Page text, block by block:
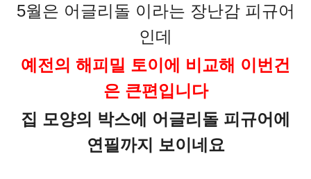
5월은 어글리돌 이라는 장난감 피규어
인데
예전의 해피밀 토이에 비교해 이번건
은 큰편입니다
집 모양의 박스에 어글리돌 피규어에
연필까지 보이네요